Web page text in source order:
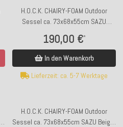
H.O.C.K. CHAIRY-FOAM Outdoor
Sessel ca. 73x68x55cm SAZU
190,00 €*
In den Warenkorb
Lieferzeit: ca. 5-7 Werktage
H.O.C.K. CHAIRY-FOAM Outdoor
Sessel ca. 73x68x55cm SAZU Beige-